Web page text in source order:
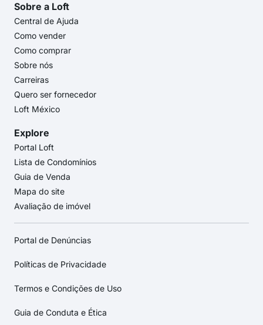
Sobre a Loft
Central de Ajuda
Como vender
Como comprar
Sobre nós
Carreiras
Quero ser fornecedor
Loft México
Explore
Portal Loft
Lista de Condomínios
Guia de Venda
Mapa do site
Avaliação de imóvel
Portal de Denúncias
Políticas de Privacidade
Termos e Condições de Uso
Guia de Conduta e Ética